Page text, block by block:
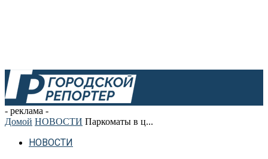
- реклама -
Домой НОВОСТИ Паркоматы в ц...
НОВОСТИ